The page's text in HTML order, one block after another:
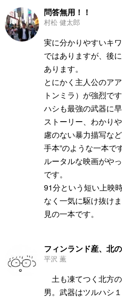
問答無用！！
村松 健太郎
実に分かりやすいキ
ではありますが、後
あります。
とにかく主人公のア
トンミラ）が強烈で
ハシも最強の武器に
ストーリー、わかり
慮のない暴力描写な
手本”のような一本で
ルータルな映画がや
です。
91分という短い上映
なく一気に駆け抜け
見の一本です。
フィンランド産、北
平沢 薫
土も凍てつく北方
男。武器はツルハシ